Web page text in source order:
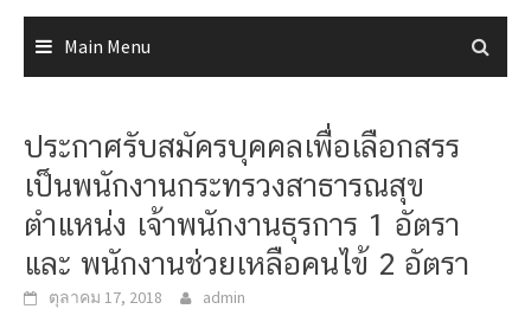
Main Menu
ประกาศรับสมัครบุคคลเพื่อเลือกสรร
เป็นพนักงานกระทรวงสาธารณสุข
ตำแหน่ง เจ้าพนักงานธุรการ 1 อัตรา
และ พนักงานช่วยเหลือคนไข้ 2 อัตรา
ตุลาคม 17, 2018 admin